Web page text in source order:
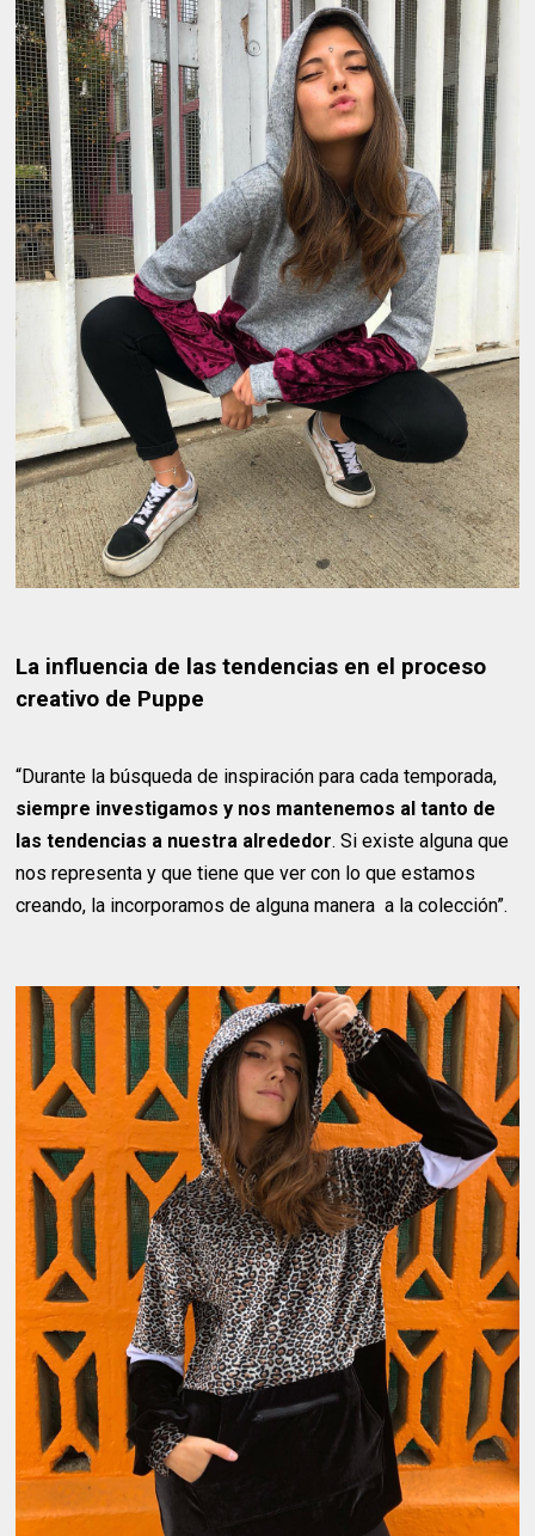
La influencia de las tendencias en el proceso
creativo de Puppe
“Durante la búsqueda de inspiración para cada temporada,
siempre investigamos y nos mantenemos al tanto de
las tendencias a nuestra alrededor. Si existe alguna que
nos representa y que tiene que ver con lo que estamos
creando, la incorporamos de alguna manera a la colección”.